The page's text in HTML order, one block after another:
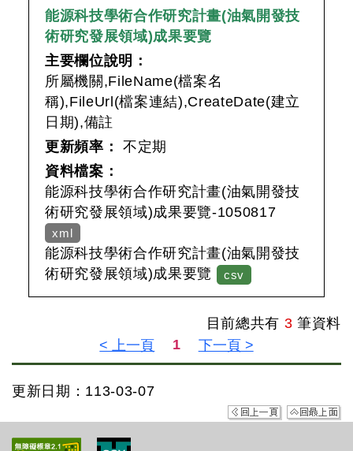
能源科技學術合作研究計畫(油氣開發技
術研究發展領域)成果要覽
主要欄位說明：
所屬機關,FileName(檔案名
稱),FileUrl(檔案連結),CreateDate(建立
日期),備註
更新頻率：
不定期
資料檔案：
能源科技學術合作研究計畫(油氣開發技
術研究發展領域)成果要覽-1050817
xml
能源科技學術合作研究計畫(油氣開發技
術研究發展領域)成果要覽
csv
目前總共有 3 筆資料
更新日期：113-03-07